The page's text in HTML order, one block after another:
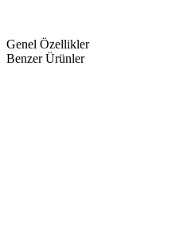
Genel Özellikler
Benzer Ürünler